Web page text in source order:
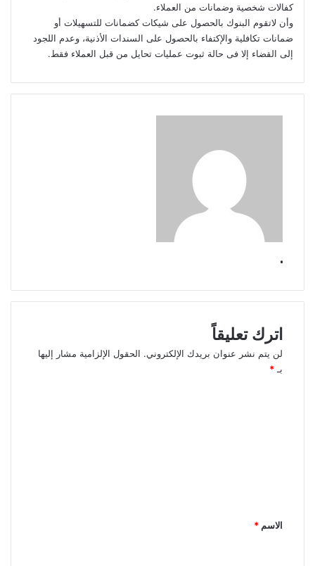
كفالات شخصية وضمانات من العملاء.
وأن لاتقوم البنوك بالحصول على شيكات كضمانات للتسهيلات أو
ضمانات تكافلية والإكتفاء بالحصول على السندات الأذنية، وعدم اللجود
إلى القضاء إلا فى حالة ثبوت عمليات تحايل من قبل العملاء فقط.
.
اترك تعليقاً
لن يتم نشر عنوان بريدك الإلكتروني. الحقول الإلزامية مشار إليها
بـ *
ق
الاسم *